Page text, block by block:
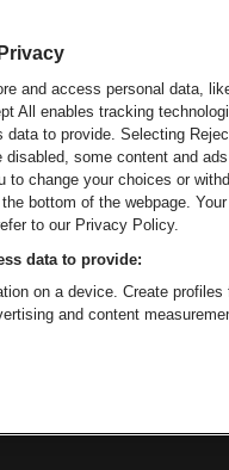
de Lotto
le site de Ville
Visitez le site de Le
and access personal data,
All enables tracking
to provide. Selecting
some content and
to change your choices or
bottom of the webpage.
to our Privacy Policy.
data to provide:
on a device. Create
and content